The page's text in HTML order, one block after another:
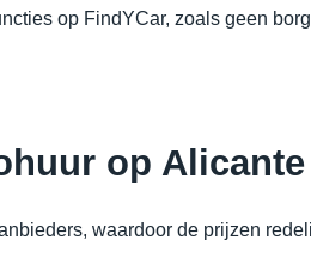
op FindYCar, zoals geen
op
waardoor de prijzen